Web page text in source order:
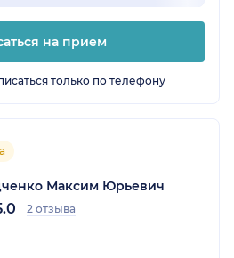
на прием
только по телефону
Максим Юрьевич
2 отзыва